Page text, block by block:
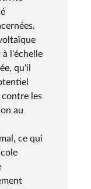
l'échelle
qu'il
les
au
ce qui